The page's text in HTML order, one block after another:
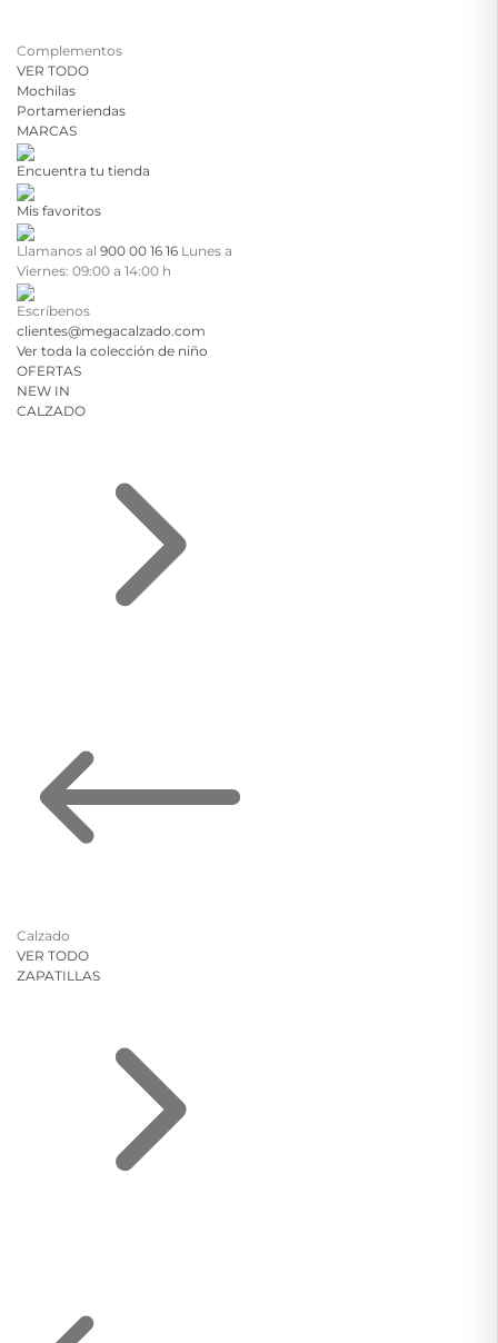
Complementos
VER TODO
Mochilas
Portameriendas
MARCAS
Encuentra tu tienda
Mis favoritos
Llamanos al 900 00 16 16 Lunes a
Viernes: 09:00 a 14:00 h
Escríbenos
clientes@megacalzado.com
Ver toda la colección de niño
OFERTAS
NEW IN
CALZADO
Calzado
VER TODO
ZAPATILLAS